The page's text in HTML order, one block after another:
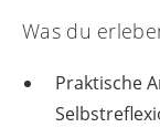
Was du
Praktische